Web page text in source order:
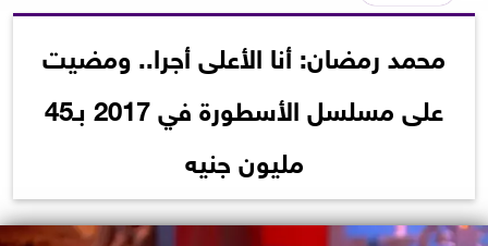
محمد رمضان: أنا الأعلى أجرا.. ومضيت
على مسلسل الأسطورة في 2017 بـ45
مليون جنيه